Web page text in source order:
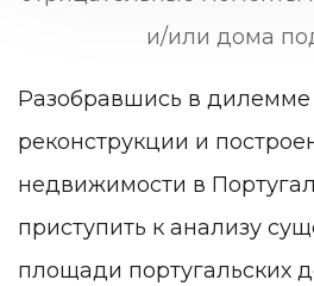
и/или дома
Разобравшись в дилемме
реконструкции и
недвижимости в
приступить к анализу
площади португальских